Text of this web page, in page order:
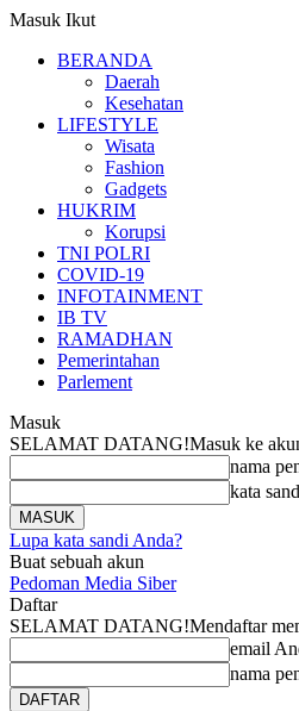
Masuk Ikut
BERANDA
Daerah
Kesehatan
LIFESTYLE
Wisata
Fashion
Gadgets
HUKRIM
Korupsi
TNI POLRI
COVID-19
INFOTAINMENT
IB TV
RAMADHAN
Pemerintahan
Parlement
Masuk
SELAMAT DATANG!Masuk ke
nama
kata
Lupa kata sandi Anda?
Buat sebuah akun
Pedoman Media Siber
Daftar
SELAMAT DATANG!Mendaftar
email
nama